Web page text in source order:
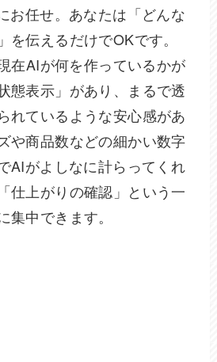
お任せ。あなたは「どんな
を伝えるだけでOKです。
在AIが何を作っているかが
態表示」があり、まるで透
れているような安心感があ
や商品数などの細かい数字
AIがよしなに計らってくれ
仕上がりの確認」という一
中できます。